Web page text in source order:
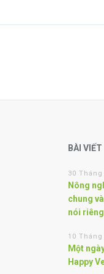
BÀI VIẾT
30 Tháng
Nông
chung
nói
10 Tháng
Một
Happy